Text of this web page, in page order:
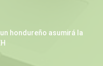
hondureño asumirá la